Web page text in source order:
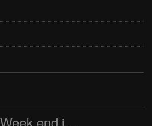
Osmo’Zen VI – 3e Week end international du bien-être